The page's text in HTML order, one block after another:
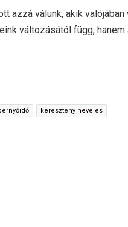
azzá válunk, akik
változásától függ, hanem
keresztény nevelés